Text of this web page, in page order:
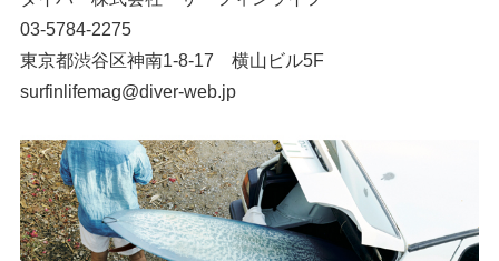
03-5784-2275
東京都渋谷区神南1-8-17 横山ビル5F
surfinlifemag@diver-web.jp